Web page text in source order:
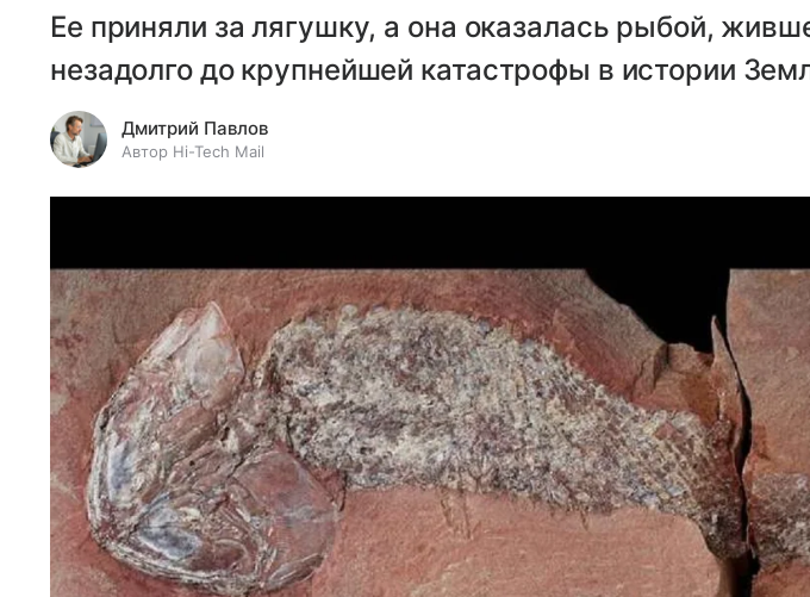
Ее приняли за лягушку, а она оказалась рыбой,
незадолго до крупнейшей катастрофы в истории
Дмитрий Павлов
Автор Hi-Tech Mail